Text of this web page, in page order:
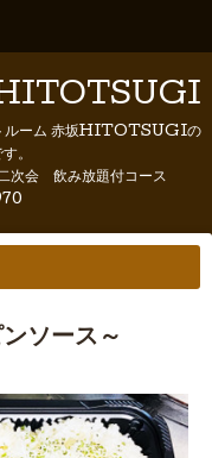
HITOTSUGI
トルーム 赤坂HITOTSUGIの
。
会 飲み放題付コース
ソース～